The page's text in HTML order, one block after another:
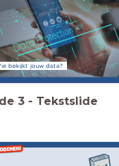
bekijkt jouw data?
3 - Tekstslide